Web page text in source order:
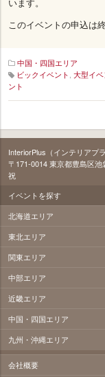
います。
このイベントの申込は
中国・四国エリア
ビックイベント , 大型イベ
ント
InteriorPlus（インテリアプ
〒171‐0014 東京都豊島区
祝
イベントを探す
北海道エリア
東北エリア
関東エリア
中部エリア
近畿エリア
中国・四国エリア
九州・沖縄エリア
会社概要